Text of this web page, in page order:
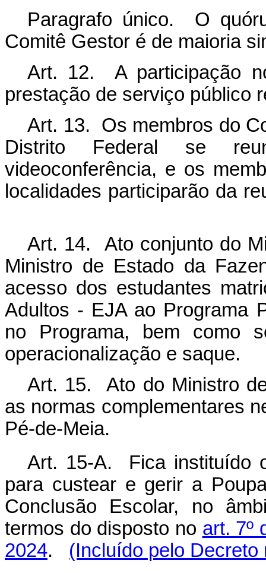
Paragrafo único. O
Comitê Gestor é de maioria
Art. 12. A participação
prestação de serviço público
Art. 13. Os membros do
Distrito Federal se
videoconferência, e os
localidades participarão da
Art. 14. Ato conjunto do
Ministro de Estado da
acesso dos estudantes
Adultos - EJA ao Programa
no Programa, bem como
operacionalização e saque.
Art. 15. Ato do Ministro
as normas complementares
Pé-de-Meia.
Art. 15-A. Fica instituído
para custear e gerir a
Conclusão Escolar, no
termos do disposto no art. 7º
2024. (Incluído pelo Decreto